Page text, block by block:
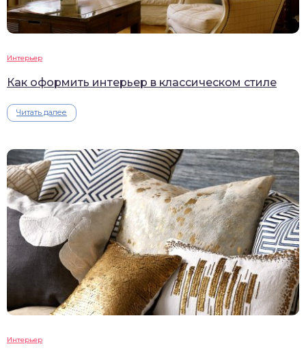
Интерьер
Как оформить интерьер в классическом стиле
Читать далее
Интерьер